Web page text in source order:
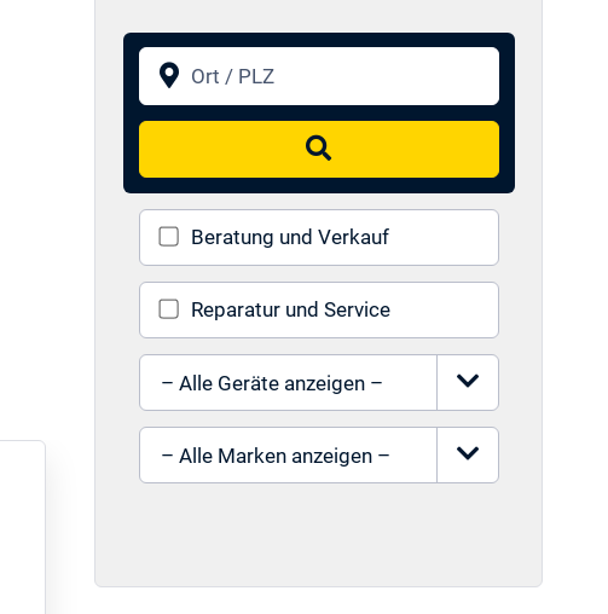
Ort / PLZ
Suchen
Beratung und Verkauf
Reparatur und Service
Gerät auswählen
Marke auswählen